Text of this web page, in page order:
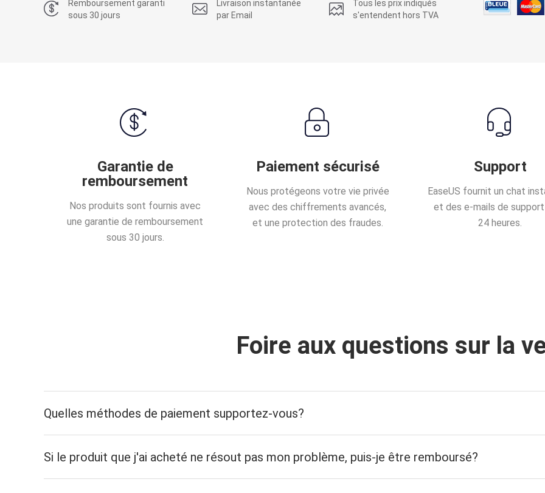
Remboursement garanti
sous 30 jours
Livraison instantanée
par Email
Tous les prix indiqués
s'entendent hors TVA
Garantie de
remboursement
Nos produits sont fournis avec
une garantie de remboursement
sous 30 jours.
Paiement sécurisé
Nous protégeons votre vie privée
avec des chiffrements avancés,
et une protection des fraudes.
Support
EaseUS fournit un chat
et des e-mails de
24 heures.
Foire aux questions sur la
Quelles méthodes de paiement supportez-vous?
Si le produit que j'ai acheté ne résout pas mon problème, puis-je être remboursé?